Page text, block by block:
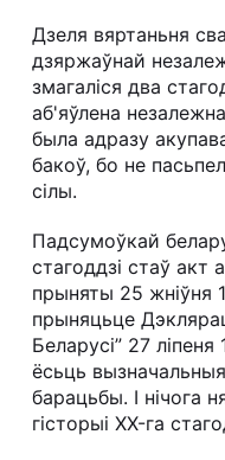
Дзеля вяртаньня
дзяржаўнай
змагаліся два
аб'яўлена
была адразу
бакоў, бо не
сілы.
Падсумоўкай
стагоддзі стаў акт
прыняты 25 жніўня
прыняцьце
Беларусі” 27
ёсьць
барацьбы. І нічога
гісторыі XX-га